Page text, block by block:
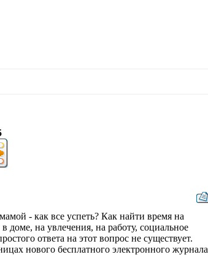
- как все успеть? Как найти время на
доме, на увлечения, на работу, социальное
ответа на этот вопрос не существует.
нового бесплатного электронного журнала